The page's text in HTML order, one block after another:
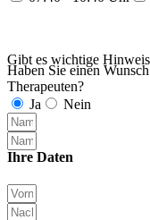
Gibt es wichtige
Haben Sie einen
Therapeuten?
Ja
Nein
Ihre Daten